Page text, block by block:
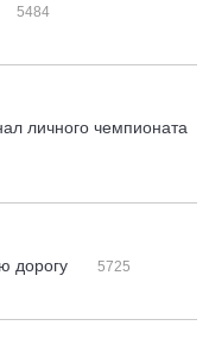
5484
личного чемпионата
дорогу
5725